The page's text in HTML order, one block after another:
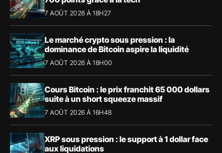
7 AOÛT 2026 À 18H27
Le marché crypto sous pression : la
dominance de Bitcoin aspire la liquidité
7 AOÛT 2026 À 18H00
Cours Bitcoin : le prix franchit 65 000 dollars
suite à un short squeeze massif
7 AOÛT 2026 À 16H48
XRP sous pression : le support à 1 dollar face
aux liquidations